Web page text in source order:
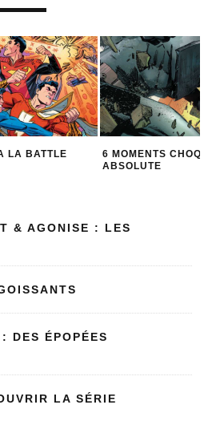
L’UNIVERS
LISTE DE
MEILLEURS
& AGONISE : LES
DES ÉPOPÉES
LA SÉRIE